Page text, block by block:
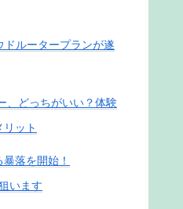
ドルータープランが遂
、どっちがいい？体験
ット
落を開始！
います